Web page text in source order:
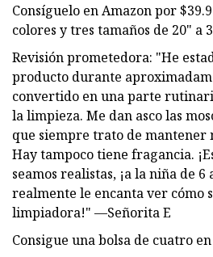
Consíguelo en Amazon por
colores y tres tamaños de 20" a
Revisión prometedora: "He
producto durante
convertido en una parte
la limpieza. Me dan asco las
que siempre trato de mantener
Hay tampoco tiene fragancia.
seamos realistas, ¡a la niña de
realmente le encanta ver cómo
limpiadora!" —Señorita E
Consigue una bolsa de cuatro